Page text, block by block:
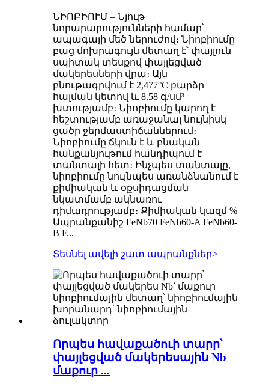
ՆԻՈԲԻՈՒՄ – Նյութ
նորարարությունների համար՝
ապագայի մեծ ներուժով։ Նիոբիումը
բաց մոխրագույն մետաղ է՝ փայլուն
սպիտակ տեսքով փայլեցված
մակերեսների վրա։ Այն
բնութագրվում է 2,477°C բարձր
հալման կետով և 8.58 գ/սմ³
խտությամբ։ Նիոբիումը կարող է
հեշտությամբ առաջանալ նույնիսկ
ցածր ջերմաստիճաններում։
Նիոբիումը ճկուն է և բնական
հանքանյութում հանդիպում է
տանտալի հետ։ Ինչպես տանտալը,
նիոբիումը նույնպես առանձնանում է
քիմիական և օքսիդացման
նկատմամբ ակնառու
դիմադրությամբ։ Քիմիական կազմ %
Ապրանքանիշ FeNb70 FeNb60-A FeNb60-
B F...
Տեսնել ավելի շատ ապրանքներ>
Որպես հավաքածուի տարր՝
փայլեցված մակերեսային Nb
մաքուր ...